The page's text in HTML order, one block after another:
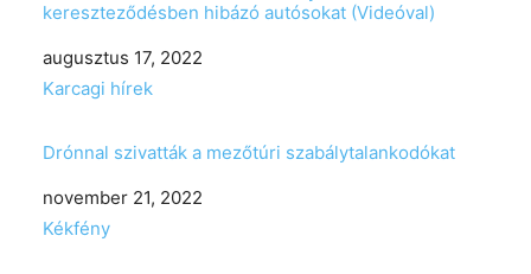
kereszteződésben hibázó autósokat (Videóval)
Date
augusztus 17, 2022
In relation to
Karcagi hírek
Drónnal szivatták a mezőtúri szabálytalankodókat
Date
november 21, 2022
In relation to
Kékfény